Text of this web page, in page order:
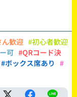
歓迎 #初心者歓迎
可 #QRコード決
#ボックス席あり #